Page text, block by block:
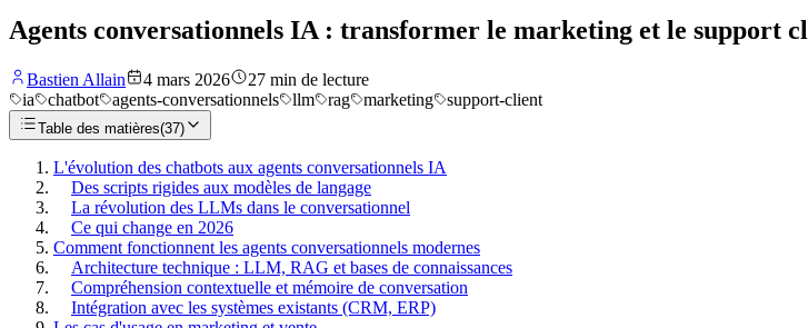
Agents conversationnels IA : transformer le marketing et le support
Bastien Allain 4 mars 2026 27 min de lecture
ia
chatbot agents-conversationnels llm rag marketing support-client
Table des matières(37)
L'évolution des chatbots aux agents conversationnels IA
Des scripts rigides aux modèles de langage
La révolution des LLMs dans le conversationnel
Ce qui change en 2026
Comment fonctionnent les agents conversationnels modernes
Architecture technique : LLM, RAG et bases de connaissances
Compréhension contextuelle et mémoire de conversation
Intégration avec les systèmes existants (CRM, ERP)